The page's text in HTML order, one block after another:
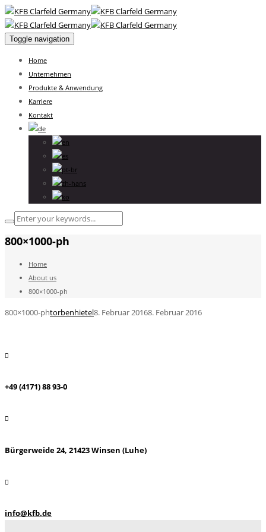
Toggle navigation
Home
Unternehmen
Produkte & Anwendung
Karriere
Kontakt
800×1000-ph
Home
About us
800×1000-ph
800×1000-phtorbenhietel8. Februar 20168. Februar 2016
+49 (4171) 88 93-0
Bürgerweide 24, 21423 Winsen (Luhe)
info@kfb.de